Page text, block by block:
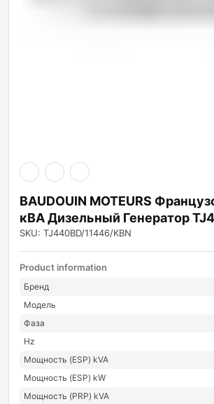
BAUDOUIN MOTEURS
кВА Дизельный Генератор
SKU: TJ440BD/11446/KBN
Product information
Бренд
Модель
Фаза
Hz
Мощность (ESP) kVA
Мощность (ESP) kW
Мощность (PRP) kVA